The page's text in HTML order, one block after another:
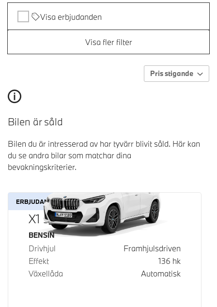
Visa erbjudanden
Visa fler filter
Pris stigande
Bilen är såld
Bilen du är intresserad av har tyvärr blivit såld. Här kan
du se andra bilar som matchar dina
bevakningskriterier.
ERBJUDANDE
X1 sDrive18i
Bränsle
BENSIN
Drivhjul
Framhjulsdriven
Effekt
136 hk
Växellåda
Automatisk